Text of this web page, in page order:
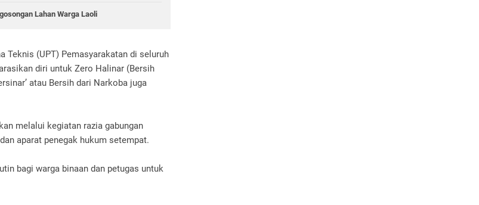
Lahan Warga Laoli
Teknis (UPT) Pemasyarakatan di seluruh
diri untuk Zero Halinar (Bersih
atau Bersih dari Narkoba juga
melalui kegiatan razia gabungan
aparat penegak hukum setempat.
bagi warga binaan dan petugas untuk